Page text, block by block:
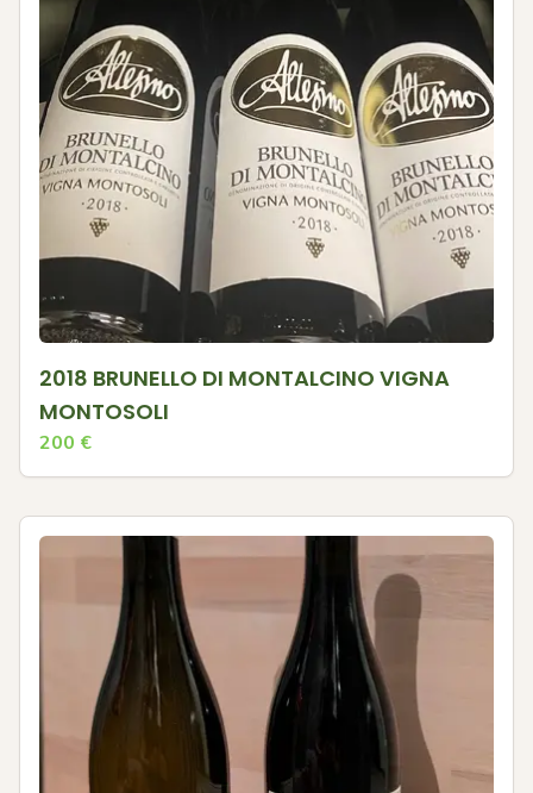
2018 BRUNELLO DI MONTALCINO VIGNA
MONTOSOLI
200 €